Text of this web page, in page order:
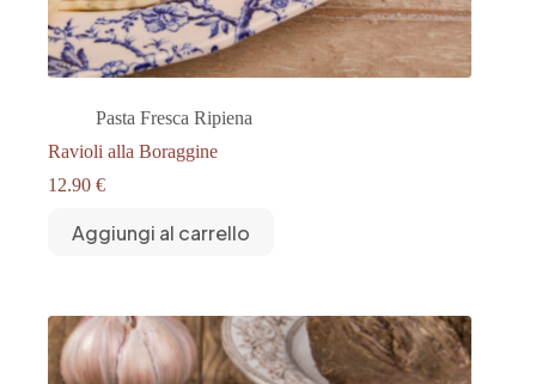
Pasta Fresca Ripiena
Ravioli alla Boraggine
12.90 €
Aggiungi al carrello